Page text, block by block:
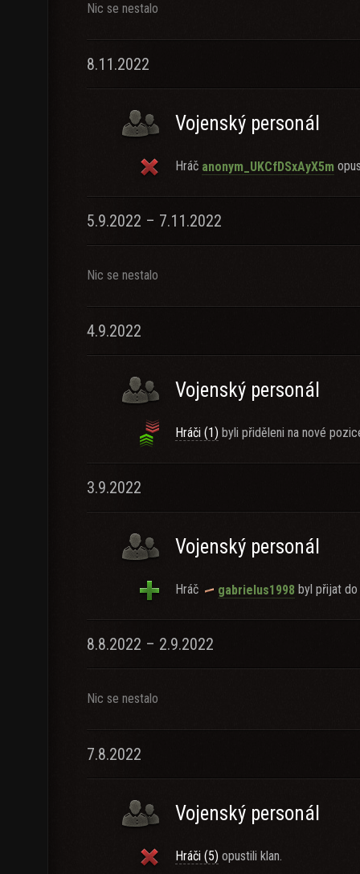
Nic se nestalo
8.11.2022
Vojenský personál
Hráč anonym_UKCfDSxAyX5m
5.9.2022 – 7.11.2022
Nic se nestalo
4.9.2022
Vojenský personál
Hráči (1) byli přiděleni na nové
3.9.2022
Vojenský personál
Hráč gabrielus1998 byl přijat do
8.8.2022 – 2.9.2022
Nic se nestalo
7.8.2022
Vojenský personál
Hráči (5) opustili klan.